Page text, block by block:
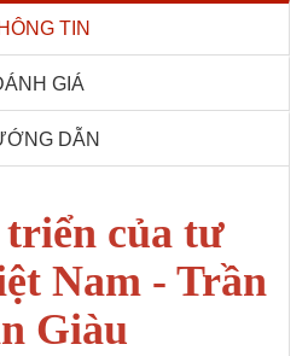
TIN
GIÁ
DẪN
của tư
Nam - Trần
Giàu